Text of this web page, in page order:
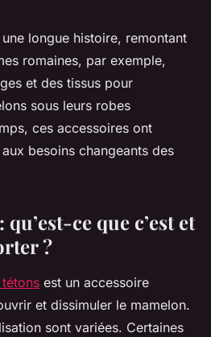
: comment ils
quotidien ?
• 2 min de lecture
longue histoire, remontant
romaines, par exemple,
et des tissus pour
sous leurs robes
ces accessoires ont
besoins changeants des
ce que c’est et
?
est un accessoire
et dissimuler le mamelon.
sont variées. Certaines